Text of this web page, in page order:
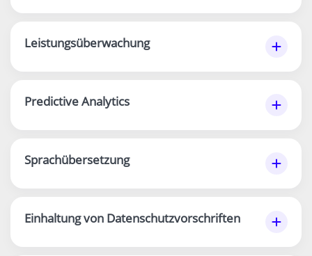
Leistungsüberwachung
Predictive Analytics
Sprachübersetzung
Einhaltung von Datenschutzvorschriften